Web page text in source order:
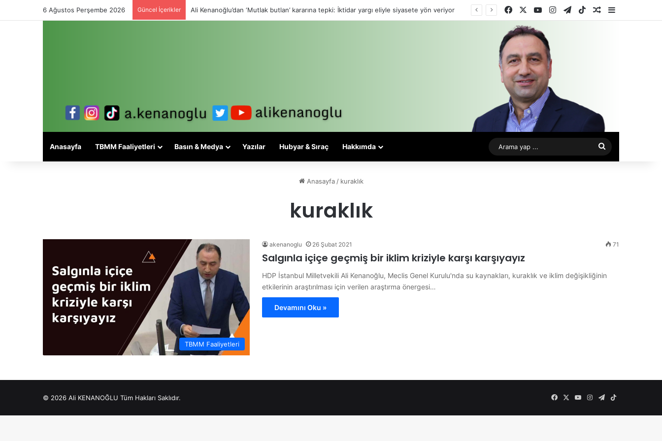
6 Ağustos Perşembe 2026 Güncel İçerikler Ali Kenanoğlu’dan ‘Mutlak butlan’ kararına tepki: İktidar yargı eliyle siyasete yön veriyor FacebookYouTubeInstagram
TelegramTikTokRastgele Makale
Kenar
Anasayfa TBMM Faaliyetleri Basın & Medya Yazılar Hubyar & Sıraç Hakkımda
Arama
yap
Anasayfa / kuraklık
kuraklık
TBMM Faaliyetleri
akenanoglu 26 Şubat 2021 71
Salgınla içiçe geçmiş bir iklim kriziyle karşı karşıyayız
HDP İstanbul Milletvekili Ali Kenanoğlu, Meclis Genel Kurulu'nda su kaynakları, kuraklık ve iklim değişikliğinin
etkilerinin araştırılması için verilen araştırma önergesi…
Devamını Oku »
© 2026 Ali KENANOĞLU Tüm Hakları Saklıdır. Facebook
X YouTubeInstagram
Telegram
TikTok